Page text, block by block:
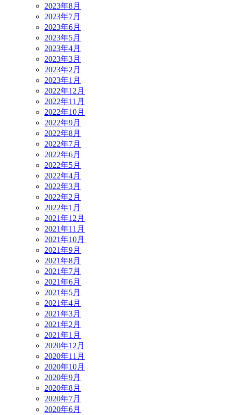
2023年8月
2023年7月
2023年6月
2023年5月
2023年4月
2023年3月
2023年2月
2023年1月
2022年12月
2022年11月
2022年10月
2022年9月
2022年8月
2022年7月
2022年6月
2022年5月
2022年4月
2022年3月
2022年2月
2022年1月
2021年12月
2021年11月
2021年10月
2021年9月
2021年8月
2021年7月
2021年6月
2021年5月
2021年4月
2021年3月
2021年2月
2021年1月
2020年12月
2020年11月
2020年10月
2020年9月
2020年8月
2020年7月
2020年6月